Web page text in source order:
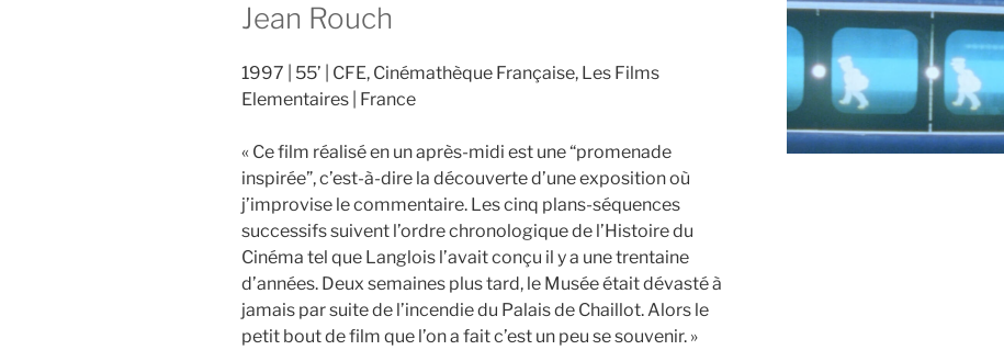
Jean Rouch
1997 55’
CFE, Cinémathèque Française, Les Films
Elementaires France
« Ce film réalisé en un après-midi est une “promenade
inspirée”, c’est-à-dire la découverte d’une exposition où
j’improvise le commentaire. Les cinq plans-séquences
successifs suivent l’ordre chronologique de l’Histoire du
Cinéma tel que Langlois l’avait conçu il y a une trentaine
d’années. Deux semaines plus tard, le Musée était dévasté à
jamais par suite de l’incendie du Palais de Chaillot. Alors le
petit bout de film que l’on a fait c’est un peu se souvenir. »